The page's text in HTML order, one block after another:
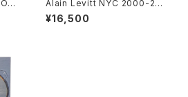
Alain Levitt NYC 2000-200
5 Book Second Edition
¥16,500